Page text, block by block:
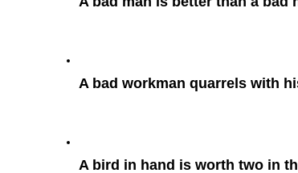
A bad workman quarrels with
A bird in hand is worth two in